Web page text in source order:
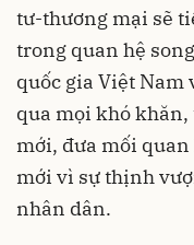
tư-thương mại sẽ
trong quan hệ
quốc gia Việt Nam
qua mọi khó
mới, đưa mối
mới vì sự thịnh
nhân dân.